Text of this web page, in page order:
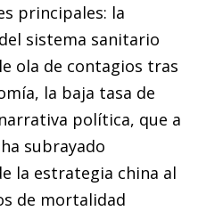
principales: la
sistema sanitario
ola de contagios tras
la baja tasa de
política, que a
subrayado
la estrategia china al
de mortalidad